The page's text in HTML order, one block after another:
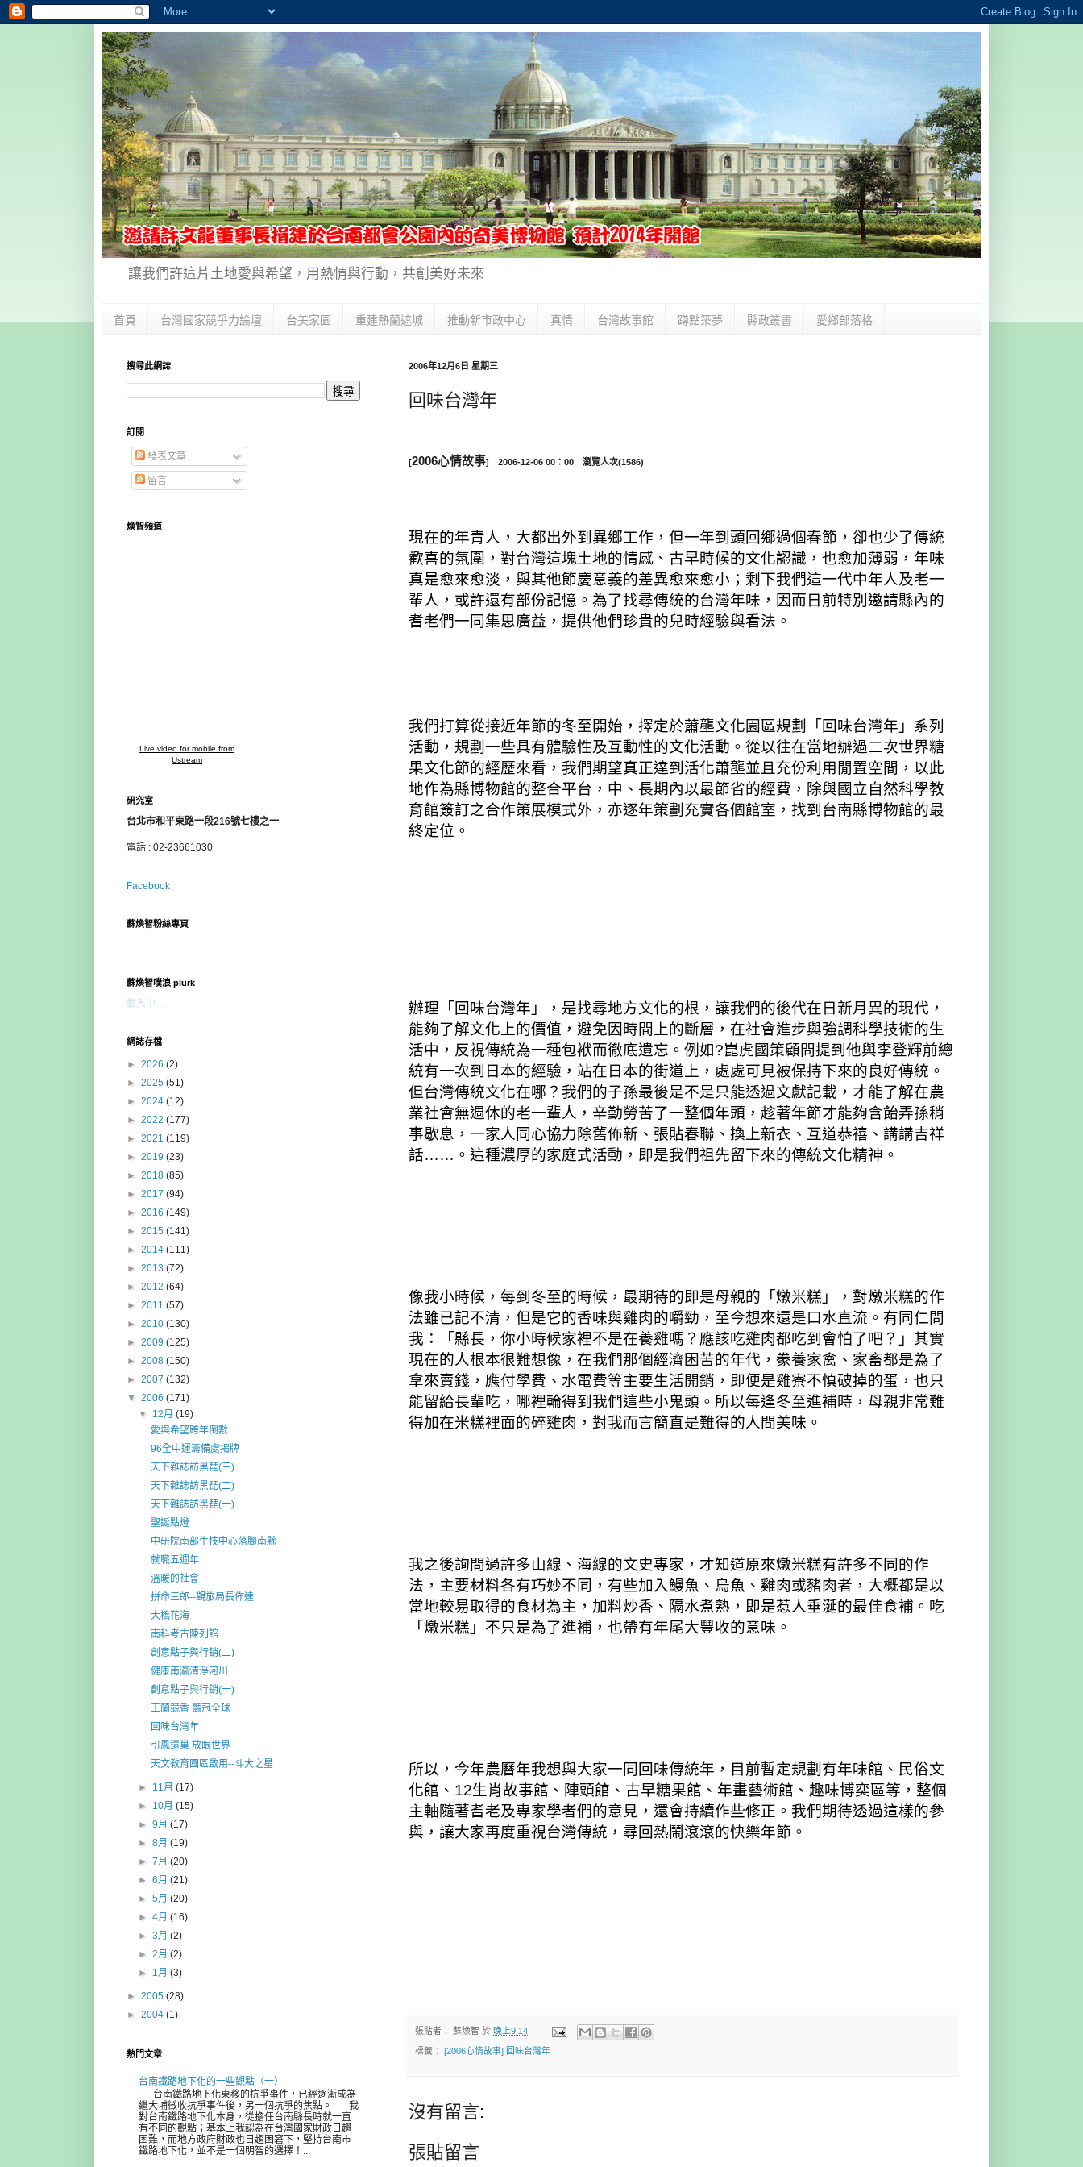
讓我們許這片土地愛與希望，用熱情與行動，共創美好未來
首頁 台灣國家競爭力論壇 台美家園 重建熱蘭遮城 推動新市政中心 真情 台灣故事館 蹲點築夢 縣政叢書 愛鄉部落格
2006年12月6日 星期三
回味台灣年
[2006心情故事] 2006-12-06 00：00 瀏覽人次(1586)
現在的年青人，大都出外到異鄉工作，但一年到頭回鄉過個春節，卻也少了傳統
歡喜的氛圍，對台灣這塊土地的情感、古早時候的文化認識，也愈加薄弱，年味
真是愈來愈淡，與其他節慶意義的差異愈來愈小；剩下我們這一代中年人及老一
輩人，或許還有部份記憶。為了找尋傳統的台灣年味，因而日前特別邀請縣內的
耆老們一同集思廣益，提供他們珍貴的兒時經驗與看法。
我們打算從接近年節的冬至開始，擇定於蕭壟文化園區規劃「回味台灣年」系列
活動，規劃一些具有體驗性及互動性的文化活動。從以往在當地辦過二次世界糖
果文化節的經歷來看，我們期望真正達到活化蕭壟並且充份利用閒置空間，以此
地作為縣博物館的整合平台，中、長期內以最節省的經費，除與國立自然科學教
育館簽訂之合作策展模式外，亦逐年策劃充實各個館室，找到台南縣博物館的最
終定位。
辦理「回味台灣年」，是找尋地方文化的根，讓我們的後代在日新月異的現代，
能夠了解文化上的價值，避免因時間上的斷層，在社會進步與強調科學技術的生
活中，反視傳統為一種包袱而徹底遺忘。例如?崑虎國策顧問提到他與李登輝前總
統有一次到日本的經驗，站在日本的街道上，處處可見被保持下來的良好傳統。
但台灣傳統文化在哪？我們的子孫最後是不是只能透過文獻記載，才能了解在農
業社會無週休的老一輩人，辛勤勞苦了一整個年頭，趁著年節才能夠含飴弄孫稍
事歇息，一家人同心協力除舊佈新、張貼春聯、換上新衣、互道恭禧、講講吉祥
話……。這種濃厚的家庭式活動，即是我們祖先留下來的傳統文化精神。
像我小時候，每到冬至的時候，最期待的即是母親的「燉米糕」，對燉米糕的作
法雖已記不清，但是它的香味與雞肉的嚼勁，至今想來還是口水直流。有同仁問
我：「縣長，你小時候家裡不是在養雞嗎？應該吃雞肉都吃到會怕了吧？」其實
現在的人根本很難想像，在我們那個經濟困苦的年代，豢養家禽、家畜都是為了
拿來賣錢，應付學費、水電費等主要生活開銷，即便是雞寮不慎破掉的蛋，也只
能留給長輩吃，哪裡輪得到我們這些小鬼頭。所以每逢冬至進補時，母親非常難
得加在米糕裡面的碎雞肉，對我而言簡直是難得的人間美味。
我之後詢問過許多山線、海線的文史專家，才知道原來燉米糕有許多不同的作
法，主要材料各有巧妙不同，有些加入鰻魚、烏魚、雞肉或豬肉者，大概都是以
當地較易取得的食材為主，加料炒香、隔水煮熟，即是惹人垂涎的最佳食補。吃
「燉米糕」不只是為了進補，也帶有年尾大豐收的意味。
所以，今年農曆年我想與大家一同回味傳統年，目前暫定規劃有年味館、民俗文
化館、12生肖故事館、陣頭館、古早糖果館、年畫藝術館、趣味博奕區等，整個
主軸隨著耆老及專家學者們的意見，還會持續作些修正。我們期待透過這樣的參
與，讓大家再度重視台灣傳統，尋回熱鬧滾滾的快樂年節。
張貼者： 蘇煥智 於 晚上9:14
標籤： [2006心情故事] 回味台灣年
沒有留言:
張貼留言
搜尋此網誌
訂閱
發表文章
留言
煥智頻道
Live video for mobile from
Ustream
研究室
台北市和平東路一段216號七樓之一
電話 : 02-23661030
Facebook
蘇煥智粉絲專頁
蘇煥智噗浪 plurk
載入中…
網誌存檔
► 2026 (2)
► 2025 (51)
► 2024 (12)
► 2022 (177)
► 2021 (119)
► 2019 (23)
► 2018 (85)
► 2017 (94)
► 2016 (149)
► 2015 (141)
► 2014 (111)
► 2013 (72)
► 2012 (64)
► 2011 (57)
► 2010 (130)
► 2009 (125)
► 2008 (150)
► 2007 (132)
▼ 2006 (171)
▼ 12月(19)
愛與希望跨年倒數
96全中運籌備處揭牌
天下雜誌訪黑琵(三)
天下雜誌訪黑琵(二)
天下雜誌訪黑琵(一)
聖誕點燈
中研院南部生技中心落腳南縣
就職五週年
溫暖的社會
拼命三郎--觀旅局長佈達
大橋花海
南科考古陳列館
創意點子與行銷(二)
健康南瀛清淨河川
創意點子與行銷(一)
王蘭競香 豔冠全球
回味台灣年
引鳳還巢 放眼世界
天文教育園區啟用--斗大之星
► 11月(17)
► 10月(15)
►9月(17)
►8月(19)
►7月(20)
►6月(21)
►5月(20)
►4月(16)
►3月(2)
►2月(2)
► 1月(3)
► 2005 (28)
► 2004 (1)
熱門文章
台南鐵路地下化的一些觀點（一）
台南鐵路地下化東移的抗爭事件，已經逐漸成為
繼大埔徵收抗爭事件後，另一個抗爭的焦點。 我
對台南鐵路地下化本身，從擔任台南縣長時就一直
有不同的觀點；基本上我認為在台灣國家財政日趨
困難，而地方政府財政也日趨困窘下，堅持台南市
鐵路地下化，並不是一個明智的選擇！...